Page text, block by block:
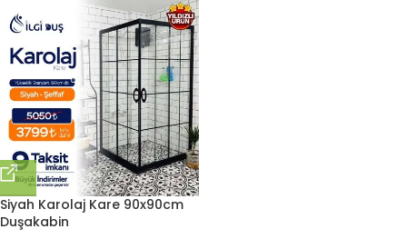
Siyah Karolaj Kare 90x90cm
Duşakabin